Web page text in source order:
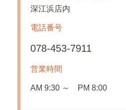
深江浜店内
電話番号
078-453-7911
営業時間
AM 9:30 ～ PM 8:00